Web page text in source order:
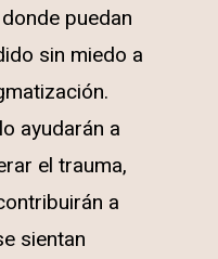
puedan
sin miedo a
ayudarán a
el trauma,
a
sientan